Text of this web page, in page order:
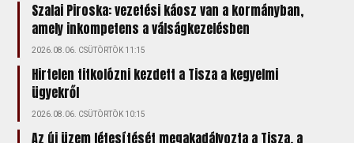
Szalai Piroska: vezetési káosz van a kormányban,
amely inkompetens a válságkezelésben
2026.08.06. CSÜTÖRTÖK 11:15
Hirtelen titkolózni kezdett a Tisza a kegyelmi
ügyekről
2026.08.06. CSÜTÖRTÖK 10:15
Az új üzem létesítését megakadályozta a Tisza, a